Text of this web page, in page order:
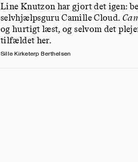
Line Knutzon har gjort det igen:
selvhjælpsguru Camille Cloud.
og hurtigt læst, og selvom det
tilfældet her.
Sille Kirketerp Berthelsen